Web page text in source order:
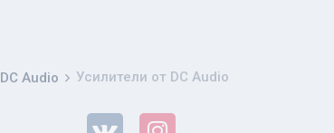
DC Audio Усилители от DC Audio